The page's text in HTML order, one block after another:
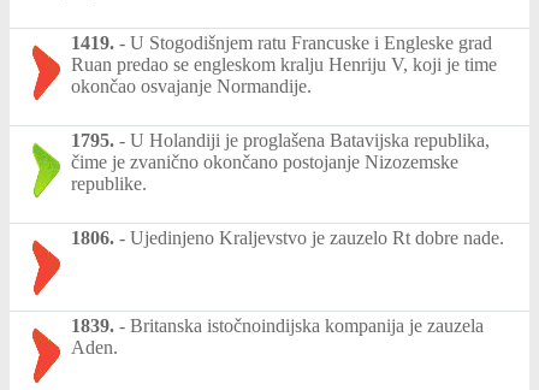
1419. - U Stogodišnjem ratu Francuske i Engleske grad
Ruan predao se engleskom kralju Henriju V, koji je time
okončao osvajanje Normandije.
1795. - U Holandiji je proglašena Batavijska republika,
čime je zvanično okončano postojanje Nizozemske
republike.
1806. - Ujedinjeno Kraljevstvo je zauzelo Rt dobre nade.
1839. - Britanska istočnoindijska kompanija je zauzela
Aden.